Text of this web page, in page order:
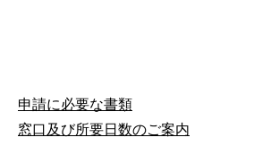
申請に必要な書類
窓口及び所要日数のご案内